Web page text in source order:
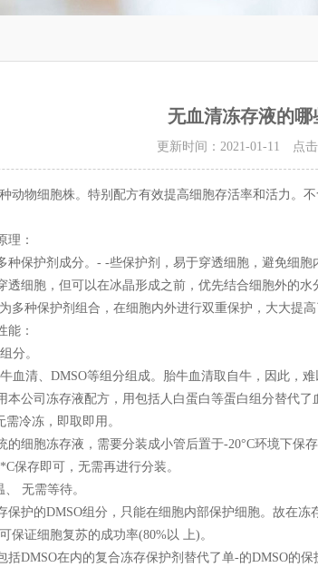
无血清冻存液的哪
更新时间：2021-01-11 点击
物细胞株。特别配方有效提高细胞存活率和活力。不
：
保护剂成分。- -些保护剂，易于穿透细胞，避免细胞
胞，但可以在冰晶形成之前，优先结合细胞外的水
多种保护剂组合，在细胞内外进行双重保护，大大提高
：
分。
清、DMSO等组分组成。胎牛血清取自牛，因此，难
司冻存液配方，用包括人白蛋白等蛋白组分替代了
冷冻，即取即用。
胞冻存液，需要分装成小管后置于-20°C环境下保存
存即可，无需再进行分装。
无需等待。
的DMSO组分，只能在细胞内部保护细胞。故在冻
保证细胞复苏的成功率(80%以 上)。
在内的复合冻存保护剂替代了单-的DMSO的保